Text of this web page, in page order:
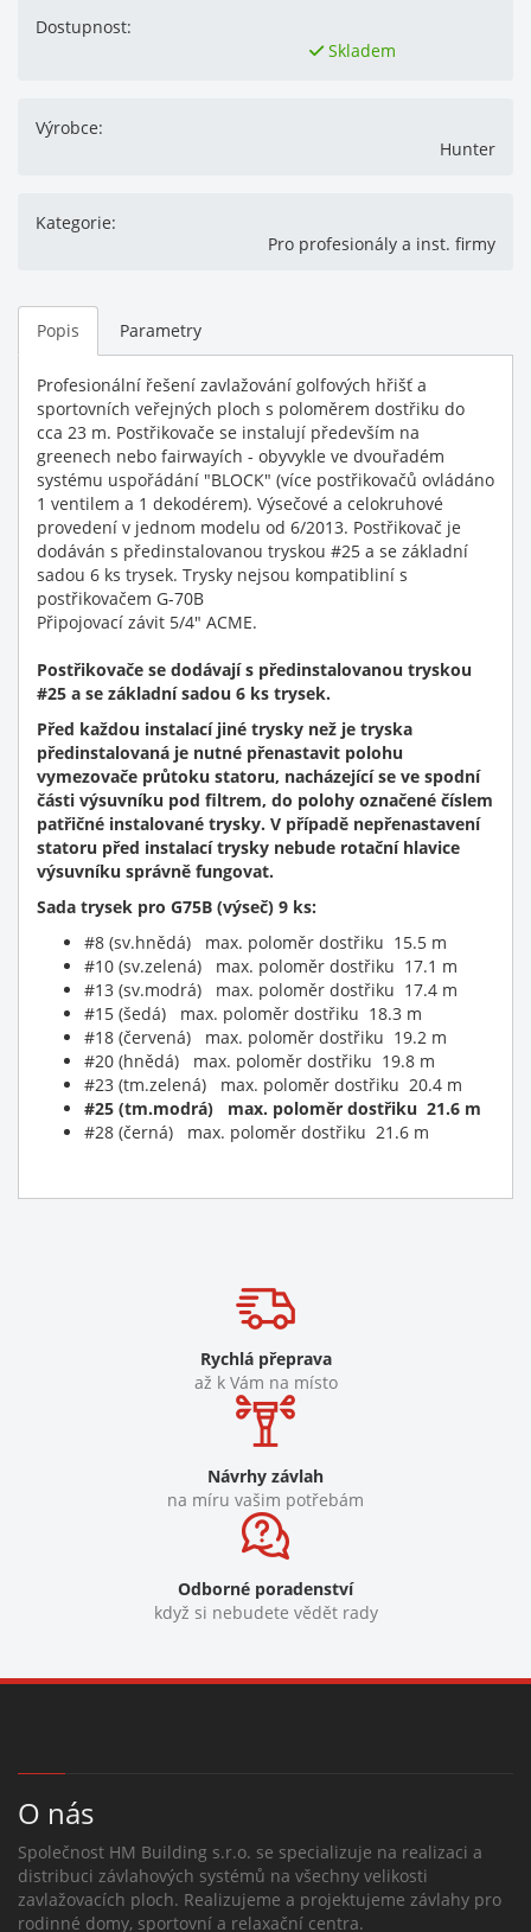
Dostupnost:
Skladem
Výrobce:
Hunter
Kategorie:
Pro profesionály a inst. firmy
Popis Parametry
Profesionální řešení zavlažování golfových hřišť a
sportovních veřejných ploch s poloměrem dostřiku do
cca 23 m. Postřikovače se instalují především na
greenech nebo fairwayích - obyvykle ve dvouřadém
systému uspořádání "BLOCK" (více postřikovačů ovládáno
1 ventilem a 1 dekodérem). Výsečové a celokruhové
provedení v jednom modelu od 6/2013. Postřikovač je
dodáván s předinstalovanou tryskou #25 a se základní
sadou 6 ks trysek. Trysky nejsou kompatibliní s
postřikovačem G-70B
Připojovací závit 5/4" ACME.
Postřikovače se dodávají s předinstalovanou tryskou
#25 a se základní sadou 6 ks trysek.
Před každou instalací jiné trysky než je tryska
předinstalovaná je nutné přenastavit polohu
vymezovače průtoku statoru, nacházející se ve spodní
části výsuvníku pod filtrem, do polohy označené číslem
patřičné instalované trysky. V případě nepřenastavení
statoru před instalací trysky nebude rotační hlavice
výsuvníku správně fungovat.
Sada trysek pro G75B (výseč) 9 ks:
#8 (sv.hnědá) max. poloměr dostřiku 15.5 m
#10 (sv.zelená) max. poloměr dostřiku 17.1 m
#13 (sv.modrá) max. poloměr dostřiku 17.4 m
#15 (šedá) max. poloměr dostřiku 18.3 m
#18 (červená) max. poloměr dostřiku 19.2 m
#20 (hnědá) max. poloměr dostřiku 19.8 m
#23 (tm.zelená) max. poloměr dostřiku 20.4 m
#25 (tm.modrá) max. poloměr dostřiku 21.6 m
#28 (černá) max. poloměr dostřiku 21.6 m
Rychlá přeprava
až k Vám na místo
Návrhy závlah
na míru vašim potřebám
Odborné poradenství
když si nebudete vědět rady
O nás
Společnost HM Building s.r.o. se specializuje na realizaci a
distribuci závlahových systémů na všechny velikosti
zavlažovacích ploch. Realizujeme a projektujeme závlahy pro
rodinné domy, sportovní a relaxační centra.